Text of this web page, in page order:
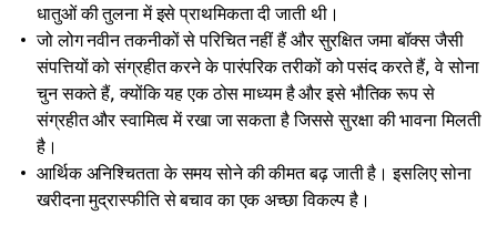
धातुओं की तुलना में इसे प्राथमिकता दी जाती थी।
जो लोग नवीन तकनीकों से परिचित नहीं हैं और सुरक्षित जमा बॉक्स जैसी
संपत्तियों को संग्रहीत करने के पारंपरिक तरीकों को पसंद करते हैं, वे सोना
चुन सकते हैं, क्योंकि यह एक ठोस माध्यम है और इसे भौतिक रूप से
संग्रहीत और स्वामित्व में रखा जा सकता है जिससे सुरक्षा की भावना मिलती
है।
आर्थिक अनिश्चितता के समय सोने की कीमत बढ़ जाती है। इसलिए सोना
खरीदना मुद्रास्फीति से बचाव का एक अच्छा विकल्प है।